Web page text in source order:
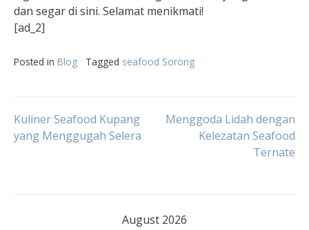
dan segar di sini. Selamat menikmati!
[ad_2]
Posted in Blog Tagged seafood Sorong
Post
Kuliner Seafood Kupang
yang Menggugah Selera
Menggoda Lidah dengan
Kelezatan Seafood
Ternate
August 2026